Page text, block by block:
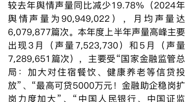
较去年舆情声量同比减少19.78%（2024年
舆情声量为90,949,022），月均声量达
6,079,877篇次。本年度上半年声量高峰主要
出现3月（声量7,523,730）和5月（声量
7,289,651篇次），主要受“国家金融监管总
局：加大对住宿餐饮、健康养老等信贷投
放”、“最高可贷5000万元！金融助企稳岗扩
岗力度加大”、“中国人民银行、中国证监